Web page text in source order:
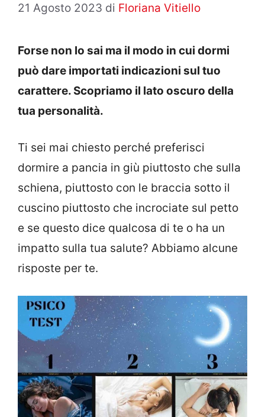
21 Agosto 2023 di Floriana Vitiello
Forse non lo sai ma il modo in cui dormi
può dare importati indicazioni sul tuo
carattere. Scopriamo il lato oscuro della
tua personalità.
Ti sei mai chiesto perché preferisci
dormire a pancia in giù piuttosto che sulla
schiena, piuttosto con le braccia sotto il
cuscino piuttosto che incrociate sul petto
e se questo dice qualcosa di te o ha un
impatto sulla tua salute? Abbiamo alcune
risposte per te.